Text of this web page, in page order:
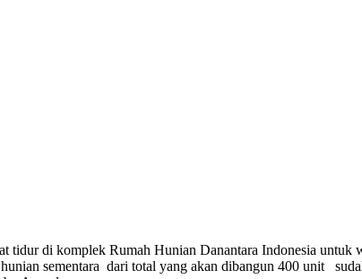
tidur di komplek Rumah Hunian Danantara Indonesia
sementara dari total yang akan dibangun 400 unit